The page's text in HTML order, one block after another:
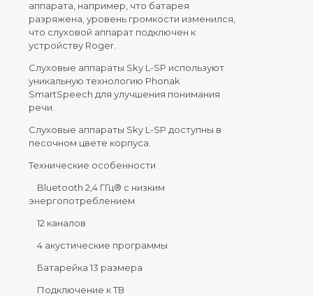
аппарата, например, что батарея
разряжена, уровень громкости изменился,
что слуховой аппарат подключен к
устройству Roger.
Слуховые аппараты Sky L-SP используют
уникальную технологию Phonak
SmartSpeech для улучшения понимания
речи.
Слуховые аппараты Sky L-SP доступны в
песочном цвете корпуса.
Технические особенности
Bluetooth 2,4 ГГц® с низким
энергопотреблением
12 каналов
4 акустические программы
Батарейка 13 размера
Подключение к ТВ